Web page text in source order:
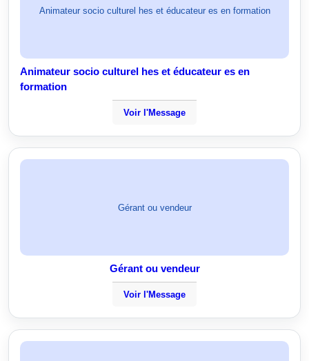
Animateur socio culturel hes et éducateur es en formation
Animateur socio culturel hes et éducateur es en
formation
Voir l'Message
Gérant ou vendeur
Gérant ou vendeur
Voir l'Message